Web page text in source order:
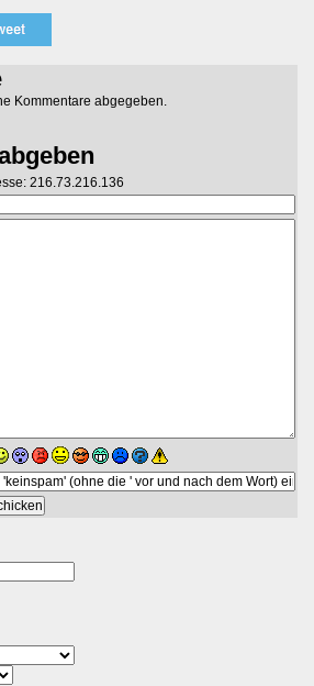
Kommentare abgegeben.
216.73.216.136